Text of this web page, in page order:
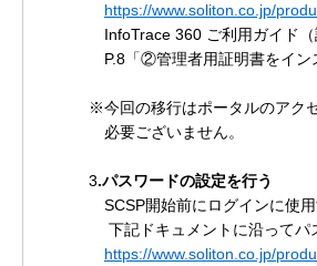
https://www.soliton.co.jp/
InfoTrace 360 ご利用ガイド（
P.8「②管理者用証明書をイン
※今回の移行はポータルのアク
必要ございません。
3.パスワードの設定を行う
SCSP開始前にログインに使用
下記ドキュメントに沿ってパス
https://www.soliton.co.jp/